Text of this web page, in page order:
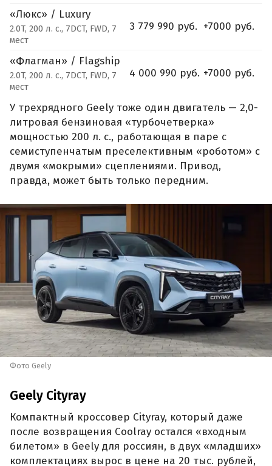
«Люкс» / Luxury
2.0T, 200 л. с., 7DCT, FWD, 7
мест
3 779 990 руб. +7000 руб.
«Флагман» / Flagship
2.0T, 200 л. с., 7DCT, FWD, 7
мест
4 000 990 руб. +7000 руб.
У трехрядного Geely тоже один двигатель — 2,0-
литровая бензиновая «турбочетверка»
мощностью 200 л. с., работающая в паре с
семиступенчатым преселективным «роботом» с
двумя «мокрыми» сцеплениями. Привод,
правда, может быть только передним.
Фото Geely
Geely Cityray
Компактный кроссовер Cityray, который даже
после возвращения Coolray остался «входным
билетом» в Geely для россиян, в двух «младших»
комплектациях вырос в цене на 20 тыс. рублей,